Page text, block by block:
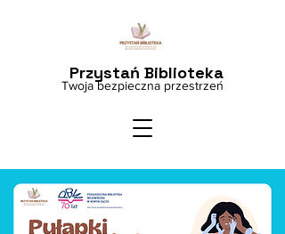
Twoja bezpieczna przestrzeń
Przystań Biblioteka